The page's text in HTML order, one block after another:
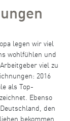
legen wir viel
wohlfühlen und
viel zu
2016
als Top-
Ebenso
den
bekommen